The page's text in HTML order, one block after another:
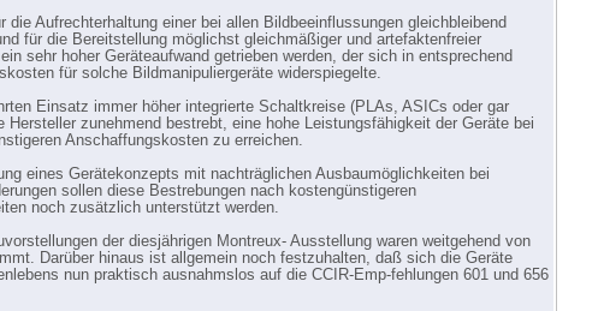
die Aufrechterhaltung einer bei allen Bildbeeinflussungen gleichbleibend
für die Bereitstellung möglichst gleichmäßiger und artefaktenfreier
sehr hoher Geräteaufwand getrieben werden, der sich in entsprechend
für solche Bildmanipuliergeräte widerspiegelte.
Einsatz immer höher integrierte Schaltkreise (PLAs, ASICs oder gar
Hersteller zunehmend bestrebt, eine hohe Leistungsfähigkeit der Geräte bei
Anschaffungskosten zu erreichen.
eines Gerätekonzepts mit nachträglichen Ausbaumöglichkeiten bei
sollen diese Bestrebungen nach kostengünstigeren
noch zusätzlich unterstützt werden.
der diesjährigen Montreux- Ausstellung waren weitgehend von
Darüber hinaus ist allgemein noch festzuhalten, daß sich die Geräte
nun praktisch ausnahmslos auf die CCIR-Emp-fehlungen 601 und 656